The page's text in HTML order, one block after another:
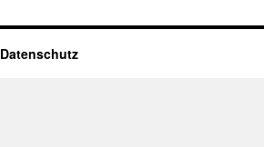
Datenschutz